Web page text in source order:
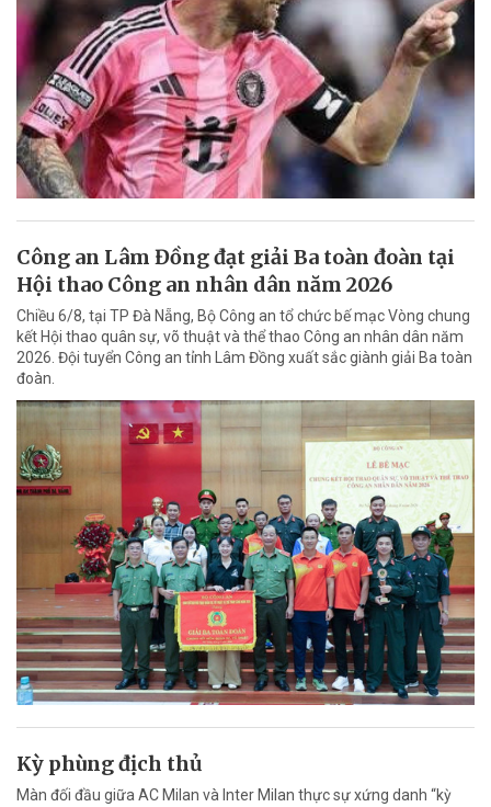
Công an Lâm Đồng đạt giải Ba toàn đoàn tại
Hội thao Công an nhân dân năm 2026
Chiều 6/8, tại TP Đà Nẵng, Bộ Công an tổ chức bế mạc Vòng chung
kết Hội thao quân sự, võ thuật và thể thao Công an nhân dân năm
2026. Đội tuyển Công an tỉnh Lâm Đồng xuất sắc giành giải Ba toàn
đoàn.
Kỳ phùng địch thủ
Màn đối đầu giữa AC Milan và Inter Milan thực sự xứng danh “kỳ